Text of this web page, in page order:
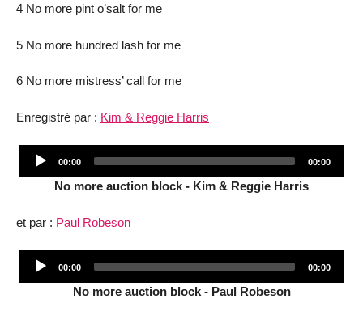
4 No more pint o’salt for me
5 No more hundred lash for me
6 No more mistress’ call for me
Enregistré par : Kim & Reggie Harris
Current
00:00
Total
00:00
No more auction block - Kim & Reggie Harris
et par : Paul Robeson
Current
00:00
Total
00:00
No more auction block - Paul Robeson